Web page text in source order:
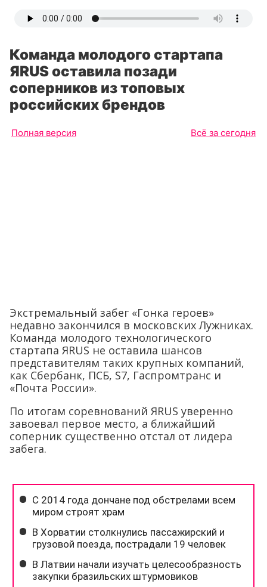
Команда молодого стартапа
ЯRUS оставила позади
соперников из топовых
российских брендов
Полная версия Всё за сегодня
Экстремальный забег «Гонка героев»
недавно закончился в московских Лужниках.
Команда молодого технологического
стартапа ЯRUS не оставила шансов
представителям таких крупных компаний,
как Сбербанк, ПСБ, S7, Гаспромтранс и
«Почта России».
По итогам соревнований ЯRUS уверенно
завоевал первое место, а ближайший
соперник существенно отстал от лидера
забега.